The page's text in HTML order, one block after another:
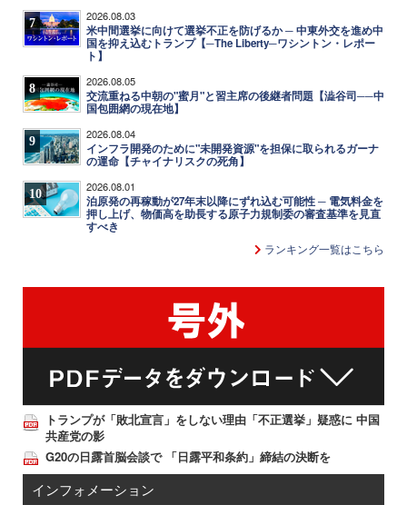
7 2026.08.03
米中間選挙に向けて選挙不正を防げるか ─ 中東外交を進め中
国を抑え込むトランプ【─The Liberty─ワシントン・レポー
ト】
8 2026.08.05
交流重ねる中朝の"蜜月"と習主席の後継者問題【澁谷司──中
国包囲網の現在地】
9 2026.08.04
インフラ開発のために"未開発資源"を担保に取られるガーナ
の運命【チャイナリスクの死角】
10 2026.08.01
泊原発の再稼動が27年末以降にずれ込む可能性 ─ 電気料金を
押し上げ、物価高を助長する原子力規制委の審査基準を見直
すべき
ランキング一覧はこちら
トランプが「敗北宣言」をしない理由「不正選挙」疑惑に 中国
共産党の影
G20の日露首脳会談で 「日露平和条約」締結の決断を
インフォメーション